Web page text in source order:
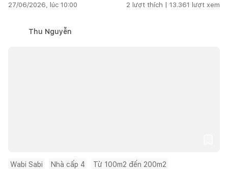
27/06/2026, lúc 10:00 2 lượt thích | 13.361 lượt xem
Thu Nguyễn
Wabi Sabi Nhà cấp 4 Từ 100m2 đến 200m2